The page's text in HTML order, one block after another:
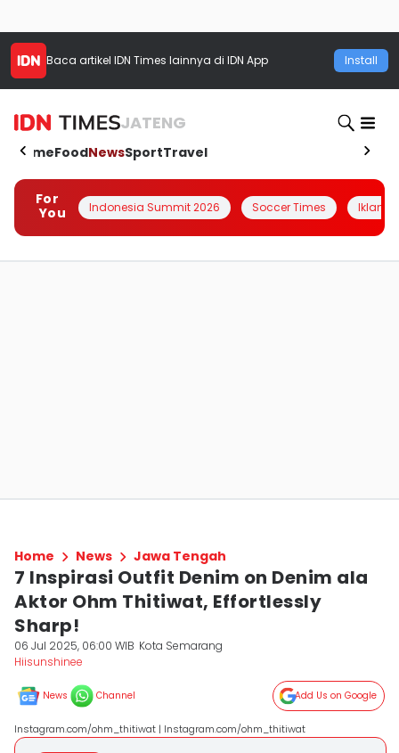
Baca artikel IDN Times lainnya di IDN App Install
JATENG
HomeFoodNewsSportTravel
For
You
Indonesia Summit 2026 Soccer Times Iklanin
Home News Jawa Tengah
7 Inspirasi Outfit Denim on Denim ala
Aktor Ohm Thitiwat, Effortlessly
Sharp!
06 Jul 2025, 06:00 WIB Kota Semarang
Hiisunshinee
News Channel Add Us on Google
Instagram.com/ohm_thitiwat | Instagram.com/ohm_thitiwat